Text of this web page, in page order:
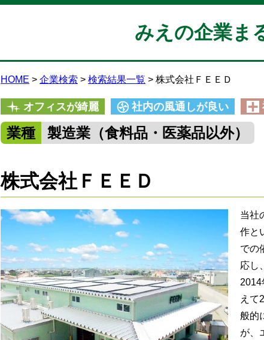
みえの企業ま
HOME 企業検索 検索結果一覧 株式会社ＦＥＥＤ
オフィスが綺麗 社内の風通しが良い
業種 製造業（食料品・医薬品以外）
株式会社ＦＥＥＤ
当社
作と
での
応し
2014
えて
般的
が、